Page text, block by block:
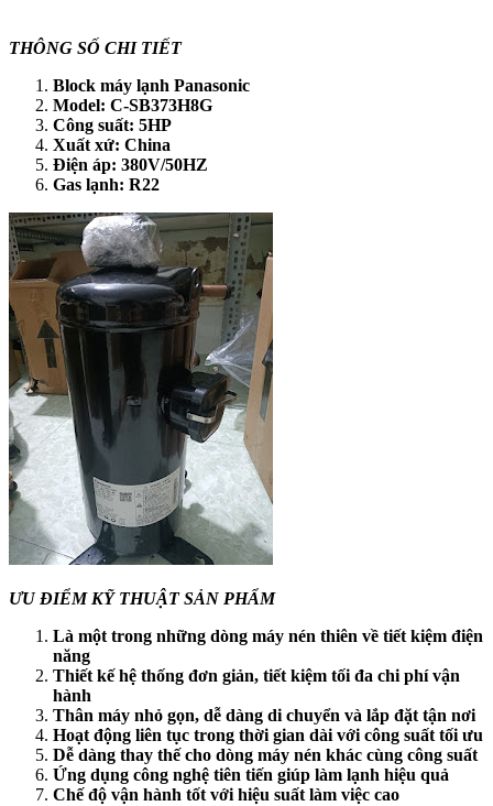
THÔNG SỐ CHI TIẾT
Block máy lạnh Panasonic
Model: C-SB373H8G
Công suất: 5HP
Xuất xứ: China
Điện áp: 380V/50HZ
Gas lạnh: R22
ƯU ĐIỂM KỸ THUẬT SẢN PHẨM
Là một trong những dòng máy nén thiên về tiết kiệm điện
năng
Thiết kế hệ thống đơn giản, tiết kiệm tối đa chi phí vận
hành
Thân máy nhỏ gọn, dễ dàng di chuyển và lắp đặt tận nơi
Hoạt động liên tục trong thời gian dài với công suất tối ưu
Dễ dàng thay thế cho dòng máy nén khác cùng công suất
Ứng dụng công nghệ tiên tiến giúp làm lạnh hiệu quả
Chế độ vận hành tốt với hiệu suất làm việc cao